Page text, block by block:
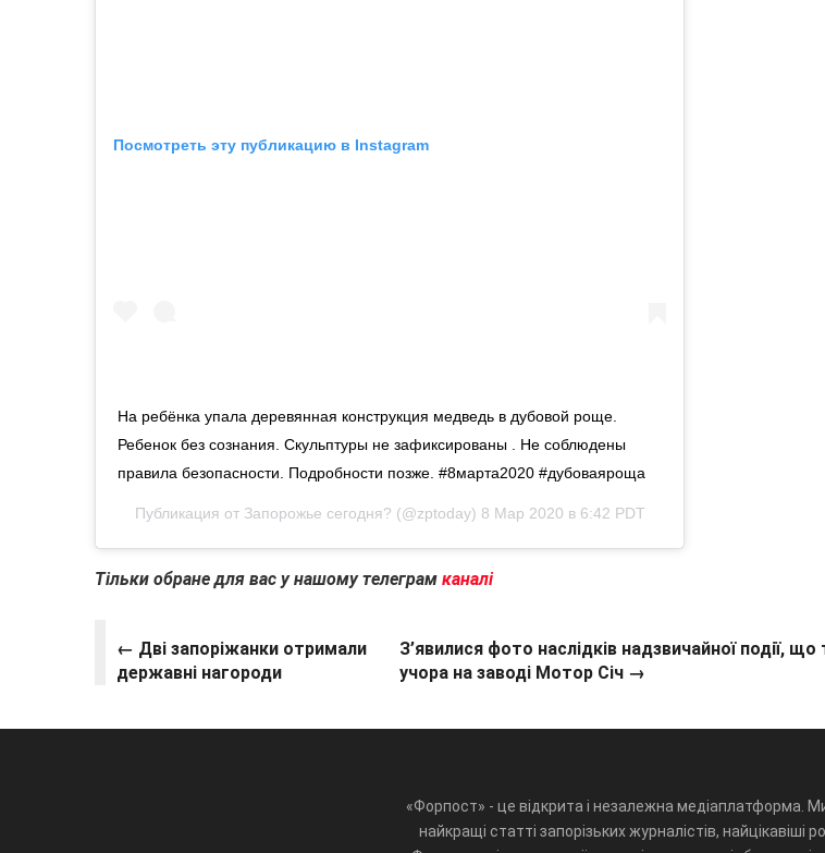
Посмотреть эту публикацию в Instagram
На ребёнка упала деревянная конструкция медведь в дубовой роще.
Ребенок без сознания. Скульптуры не зафиксированы . Не соблюдены
правила безопасности. Подробности позже. #8марта2020 #дубоваяроща
Публикация от Запорожье сегодня? (@zptoday) 8 Мар 2020 в 6:42 PDT
Тільки обране для вас у нашому телеграм каналі
← Дві запоріжанки отримали
державні нагороди
З’явилися фото наслідків надзвичайної події, що
учора на заводі Мотор Січ →
«Форпост» - це відкрита і незалежна медіаплатформа. Ми
найкращі статті запорізьких журналістів, найцікавіші